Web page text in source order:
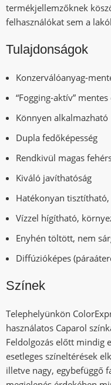
termékjellemzőknek
felhasználókat sem a
Tulajdonságok
Konzerválóanyag-
“Fogging-aktív”
Könnyen alkalmazható
Dupla fedőképesség
Rendkivül magas
Kiváló javíthatóság
Hatékonyan
Vízzel hígítható,
Enyhén töltött, nem
Diffúzióképes
Színek
Telephelyünkön
használatos Caparol
Feldolgozás előtt mindig
esetleges színeltérések
illetve nagy, egybefüggő